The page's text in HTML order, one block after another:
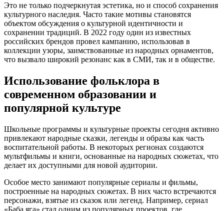
Это не только подчеркнутая эстетика, но и способ сохранения
культурного наследия. Часто такие мотивы становятся
объектом обсуждения о культурной идентичности и
сохранении традиций. В 2022 году один из известных
российских брендов провел кампанию, использовав в
коллекции узоры, заимствованные из народных орнаментов,
что вызвало широкий резонанс как в СМИ, так и в обществе.
Использование фольклора в
современном образовании и
популярной культуре
Школьные программы и культурные проекты сегодня активно
привлекают народные сказки, легенды и образы как часть
воспитательной работы. В некоторых регионах создаются
мультфильмы и книги, основанные на народных сюжетах, что
делает их доступными для новой аудитории.
Особое место занимают популярные сериалы и фильмы,
построенные на народных сюжетах. В них часто встречаются
персонажи, взятые из сказок или легенд. Например, сериал
«Баба яга» стал одним из популярных проектов, где